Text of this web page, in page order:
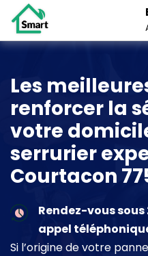
Les
renforcer la
votre
serrurier
Courtacon
Rendez-vous
appel
Si l’origine de votre